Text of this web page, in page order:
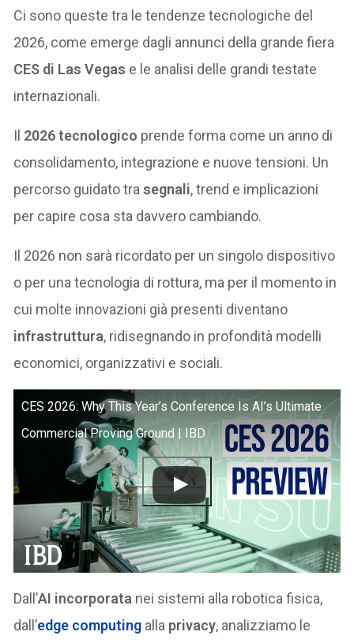
Ci sono queste tra le tendenze tecnologiche del
2026, come emerge dagli annunci della grande fiera
CES di Las Vegas e le analisi delle grandi testate
internazionali.
Il 2026 tecnologico prende forma come un anno di
consolidamento, integrazione e nuove tensioni. Un
percorso guidato trasegnali, trend e implicazioni
per capire cosa sta davvero cambiando.
Il 2026 non sarà ricordato per un singolo dispositivo
o per una tecnologia di rottura, ma per il momento in
cui molte innovazioni già presenti diventano
infrastruttura, ridisegnando in profondità modelli
economici, organizzativi e sociali.
CES 2026: Why This Year’s Conference Is AI’s Ultimate
Commercial Proving Ground | IBD
Dall’AI incorporata nei sistemi alla robotica fisica,
dall’edge computing alla privacy, analizziamo le